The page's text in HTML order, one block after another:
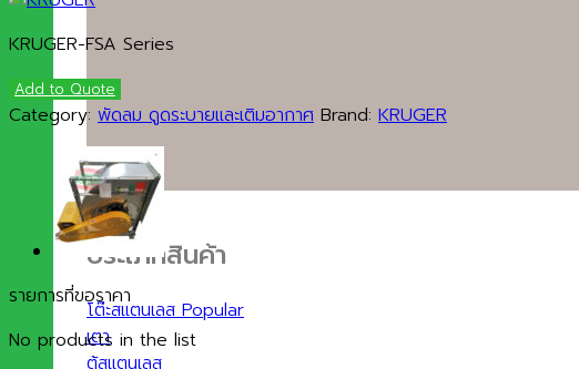
ประเภทสินค้า
โต๊ะสแตนเลส
เตา
ตู้สแตนเลส
KRUGER-FSA Series
Add to Quote
Category: พัดลม ดูดระบายและเติมอากาศ Brand: KRUGER
รายการที่ขอราคา
No products in the list